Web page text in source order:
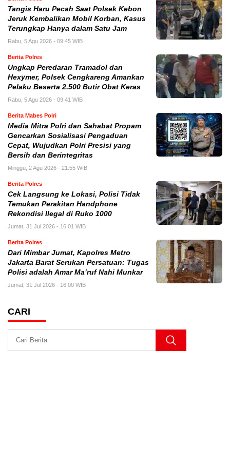
Tangis Haru Pecah Saat Polsek Kebon
Jeruk Kembalikan Mobil Korban, Kasus
Terungkap Hanya dalam Satu Jam
Rabu, 5 Agu 2026 - 09:45 WIB
Berita Polres
Ungkap Peredaran Tramadol dan
Hexymer, Polsek Cengkareng Amankan
Pelaku Beserta 2.500 Butir Obat Keras
Rabu, 5 Agu 2026 - 09:41 WIB
Berita Mabes Polri
Media Mitra Polri dan Sahabat Propam
Gencarkan Sosialisasi Pengaduan
Cepat, Wujudkan Polri Presisi yang
Bersih dan Berintegritas
Minggu, 2 Agu 2026 - 21:55 WIB
Berita Polres
Cek Langsung ke Lokasi, Polisi Tidak
Temukan Perakitan Handphone
Rekondisi Ilegal di Ruko 1000
Jumat, 31 Jul 2026 - 16:01 WIB
Berita Polres
Dari Mimbar Jumat, Kapolres Metro
Jakarta Barat Serukan Persatuan: Tugas
Polisi adalah Amar Ma’ruf Nahi Munkar
Jumat, 31 Jul 2026 - 16:00 WIB
CARI